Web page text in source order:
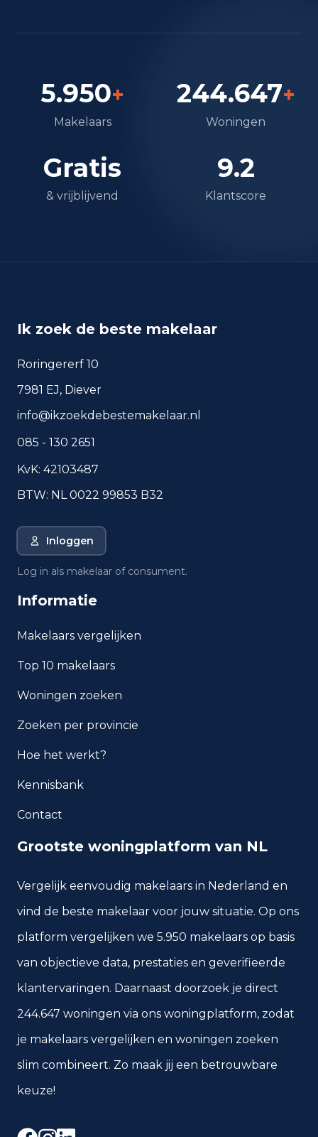
5.950+
Makelaars
244.647+
Woningen
Gratis
& vrijblijvend
9.2
Klantscore
Ik zoek de beste makelaar
Roringererf 10
7981 EJ, Diever
info@ikzoekdebestemakelaar.nl
085 - 130 2651
KvK: 42103487
BTW: NL 0022 99853 B32
Inloggen
Log in als makelaar of consument.
Informatie
Makelaars vergelijken
Top 10 makelaars
Woningen zoeken
Zoeken per provincie
Hoe het werkt?
Kennisbank
Contact
Grootste woningplatform van NL
Vergelijk eenvoudig makelaars in Nederland en
vind de beste makelaar voor jouw situatie. Op ons
platform vergelijken we 5.950 makelaars op basis
van objectieve data, prestaties en geverifieerde
klantervaringen. Daarnaast doorzoek je direct
244.647 woningen via ons woningplatform, zodat
je makelaars vergelijken en woningen zoeken
slim combineert. Zo maak jij een betrouwbare
keuze!